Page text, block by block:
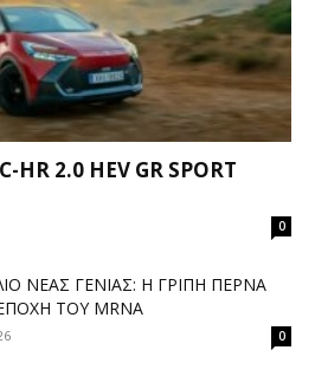
2.0 HEV GR SPORT
0
ΝΈΑΣ ΓΕΝΙΆΣ: Η ΓΡΊΠΗ ΠΕΡΝΆ
ΤΟΥ MRNA
0